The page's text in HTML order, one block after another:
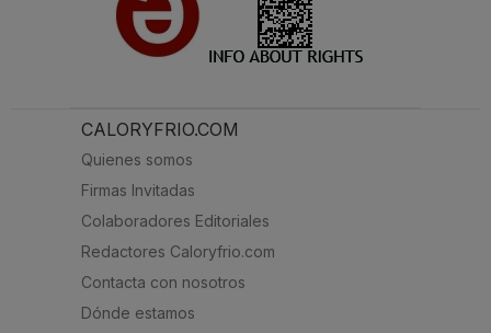
CALORYFRIO.COM
Quienes somos
Firmas Invitadas
Colaboradores Editoriales
Redactores Caloryfrio.com
Contacta con nosotros
Dónde estamos